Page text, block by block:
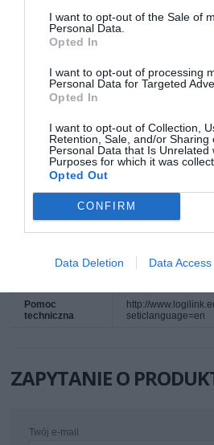
I want to opt-out of the Sale of
Personal Data.
Opted In
I want to opt-out of processing
Personal Data for Targeted
Opted In
I want to opt-out of Collection,
Retention, Sale, and/or Sharing
Personal Data that Is Unrelated
Purposes for which it was
Opted Out
CONFIRM
Data Deletion Data Access
Standard: ISO/
Deklarowana waga jest wagą minimalną i
konfiguracji oraz zmian występujących w
INFORMACJE
Kod producenta
LogiLink
2direct GmbH
Langenstück 5
58579
Telefon: +49 2355
E-mail:
Pomoc
techniczna
http://
seticlanguage=en
ZAPYTANIE O
Twój e-mail